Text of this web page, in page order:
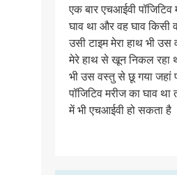
एक
बार
एचआईवी
पॉजिटिव
मरीज…
एक बार एचआईवी
घाव था और वह घाव किसी
उसी टाइम मेरा हाथ भी
मेरे हाथ से खून निकल रहा
भी उस वस्तु से छू गया जहां
पॉजिटिव मरीज का घाव था
में भी एचआईवी हो सकता है